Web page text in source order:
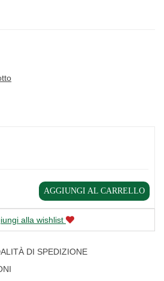
AGGIUNGI AL CARRELLO
alla wishlist
DI SPEDIZIONE